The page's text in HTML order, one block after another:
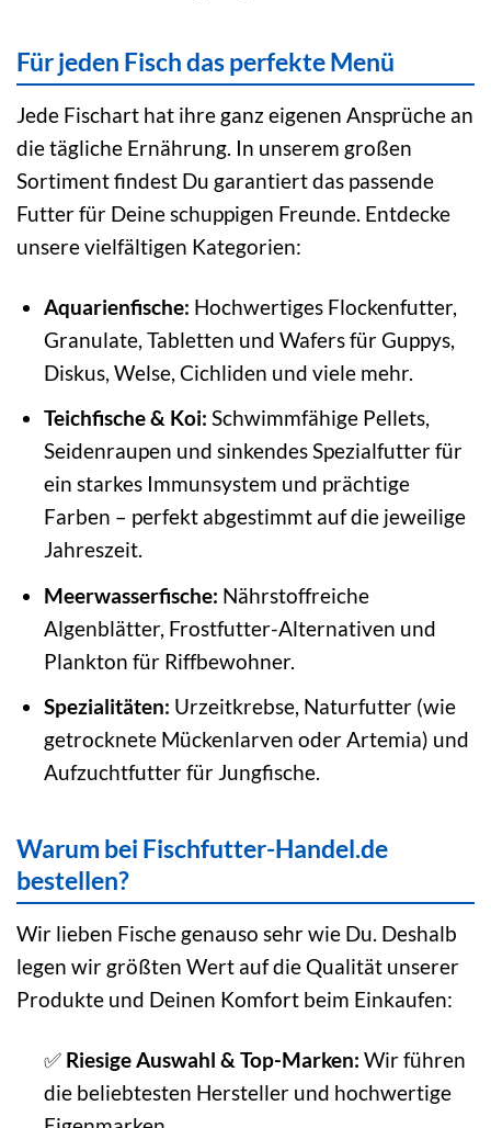
Für jeden Fisch das perfekte Menü
Jede Fischart hat ihre ganz eigenen Ansprüche an
die tägliche Ernährung. In unserem großen
Sortiment findest Du garantiert das passende
Futter für Deine schuppigen Freunde. Entdecke
unsere vielfältigen Kategorien:
Aquarienfische: Hochwertiges Flockenfutter,
Granulate, Tabletten und Wafers für Guppys,
Diskus, Welse, Cichliden und viele mehr.
Teichfische & Koi: Schwimmfähige Pellets,
Seidenraupen und sinkendes Spezialfutter für
ein starkes Immunsystem und prächtige
Farben – perfekt abgestimmt auf die jeweilige
Jahreszeit.
Meerwasserfische: Nährstoffreiche
Algenblätter, Frostfutter-Alternativen und
Plankton für Riffbewohner.
Spezialitäten: Urzeitkrebse, Naturfutter (wie
getrocknete Mückenlarven oder Artemia) und
Aufzuchtfutter für Jungfische.
Warum bei Fischfutter-Handel.de
bestellen?
Wir lieben Fische genauso sehr wie Du. Deshalb
legen wir größten Wert auf die Qualität unserer
Produkte und Deinen Komfort beim Einkaufen:
✅ Riesige Auswahl & Top-Marken: Wir führen
die beliebtesten Hersteller und hochwertige